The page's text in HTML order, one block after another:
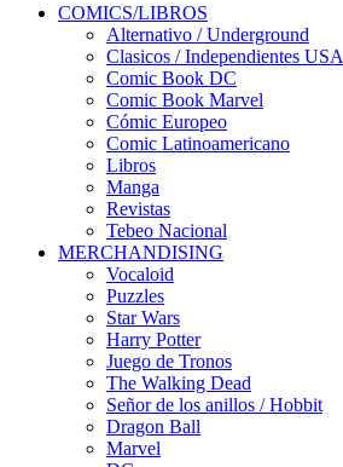
COMICS/LIBROS
Alternativo / Underground
Clasicos / Independientes USA
Comic Book DC
Comic Book Marvel
Cómic Europeo
Comic Latinoamericano
Libros
Manga
Revistas
Tebeo Nacional
MERCHANDISING
Vocaloid
Puzzles
Star Wars
Harry Potter
Juego de Tronos
The Walking Dead
Señor de los anillos / Hobbit
Dragon Ball
Marvel